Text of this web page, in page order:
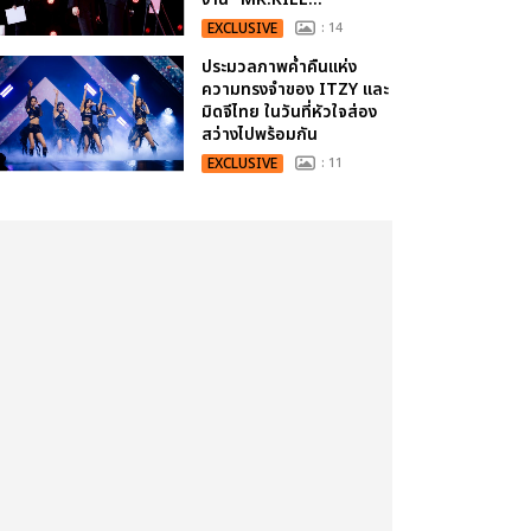
EXCLUSIVE : 14
ประมวลภาพค่ำคืนแห่ง
ความทรงจำของ ITZY และ
มิดจีไทย ในวันที่หัวใจส่อง
สว่างไปพร้อมกัน
EXCLUSIVE : 11